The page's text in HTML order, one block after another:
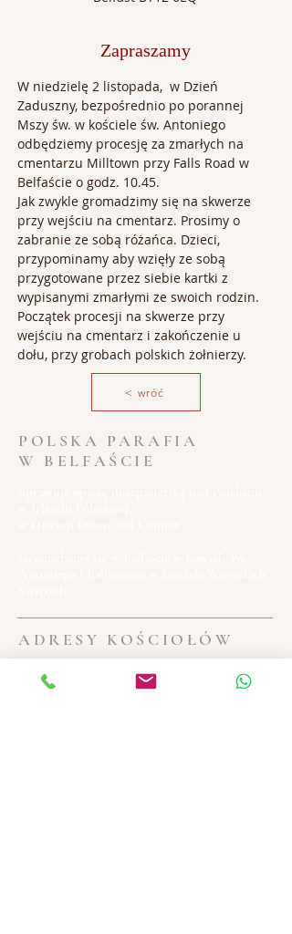
Zapraszamy
W niedzielę 2 listopada,  w Dzień
Zaduszny, bezpośrednio po porannej
Mszy św. w kościele św. Antoniego
odbędziemy procesję za zmarłych na
cmentarzu Milltown przy Falls Road w
Belfaście o godz. 10.45.
Jak zwykle gromadzimy się na skwerze
przy wejściu na cmentarz. Prosimy o
zabranie ze sobą różańca. Dzieci,
przypominamy aby wzięły ze sobą
przygotowane przez siebie kartki z
wypisanymi zmarłymi ze swoich rodzin.
Początek procesji na skwerze przy
wejściu na cmentarz i zakończenie u
dołu, przy grobach polskich żołnierzy.
< wróć
POLSKA PARAFIA
W BELFAŚCIE
ADRESY KOŚCIOŁÓW
BELFAST
St Anthony's Catholic Church